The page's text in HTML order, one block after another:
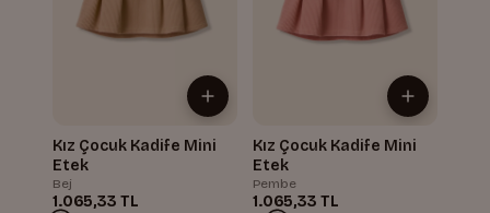
Kız Çocuk Kadife Mini
Etek
Bej
1.065,33 TL
Kız Çocuk Kadife Mini
Etek
Pembe
1.065,33 TL